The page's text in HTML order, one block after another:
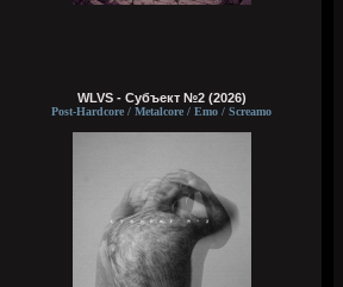
WLVS - Субъект №2 (2026)
Post-Hardcore / Metalcore / Emo / Screamo